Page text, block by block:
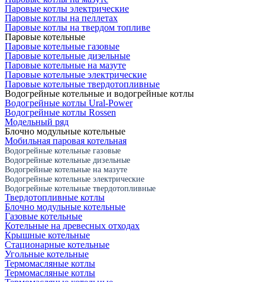
Паровые котлы электрические
Паровые котлы на пеллетах
Паровые котлы на твердом топливе
Паровые котельные
Паровые котельные газовые
Паровые котельные дизельные
Паровые котельные на мазуте
Паровые котельные электрические
Паровые котельные твердотопливные
Водогрейные котельные и водогрейные котлы
Водогрейные котлы Ural-Power
Водогрейные котлы Rossen
Модельный ряд
Блочно модульные котельные
Мобильная паровая котельная
Водогрейные котельные газовые
Водогрейные котельные дизельные
Водогрейные котельные на мазуте
Водогрейные котельные электрические
Водогрейные котельные твердотопливные
Твердотопливные котлы
Блочно модульные котельные
Газовые котельные
Котельные на древесных отходах
Крышные котельные
Стационарные котельные
Угольные котельные
Термомасляные котлы
Термомасляные котлы